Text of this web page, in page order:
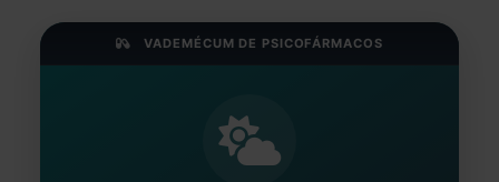
VADEMÉCUM DE PSICOFÁRMACOS